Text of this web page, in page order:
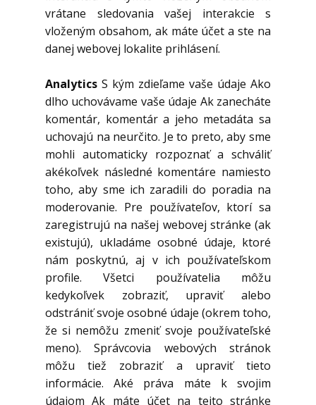
vrátane sledovania vašej interakcie s
vloženým obsahom, ak máte účet a ste na
danej webovej lokalite prihlásení.
Analytics S kým zdieľame vaše údaje Ako
dlho uchovávame vaše údaje Ak zanecháte
komentár, komentár a jeho metadáta sa
uchovajú na neurčito. Je to preto, aby sme
mohli automaticky rozpoznať a schváliť
akékoľvek následné komentáre namiesto
toho, aby sme ich zaradili do poradia na
moderovanie. Pre používateľov, ktorí sa
zaregistrujú na našej webovej stránke (ak
existujú), ukladáme osobné údaje, ktoré
nám poskytnú, aj v ich používateľskom
profile. Všetci používatelia môžu
kedykoľvek zobraziť, upraviť alebo
odstrániť svoje osobné údaje (okrem toho,
že si nemôžu zmeniť svoje používateľské
meno). Správcovia webových stránok
môžu tiež zobraziť a upraviť tieto
informácie. Aké práva máte k svojim
údajom Ak máte účet na tejto stránke